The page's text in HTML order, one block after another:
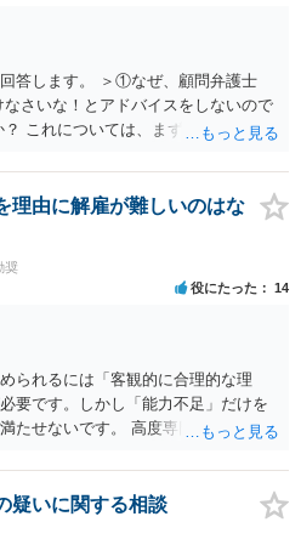
答します。 ＞①なぜ、顧問弁護士
さいな！とアドバイスをしないので
これについては、まず基本的に顧問
あなたの言う「早めに、決着をつけ
、「敗訴的和解」ということです
せんので、弁護士は確かに儲かりま
で、弁護士報酬も期待できないた
いという意味で弁護士にも損害が増
ることにはなりません。 控訴審で着
すが、1回限りの関係ではなく顧問の
ではありません。 事件終了後、顧問
つまり、弁護士は、儲かるためでは
（それこそ会社の現在及び今後の戦
行していると推測されます。 ＞②原告
もあり、復職を希望しております。
ずるずると、裁判を引き延ばしてい
告は、その年俸に執着があるというこ
理由に解雇が難しいのはな
奨
役にたった 14
られるには「客観的に合理的な理
要です。しかし「能力不足」だけを
たせないです。 高度専門職であって
した記録 を揃えないと、裁判所は
いためです。 そのため、「能力不
疑いに関する相談